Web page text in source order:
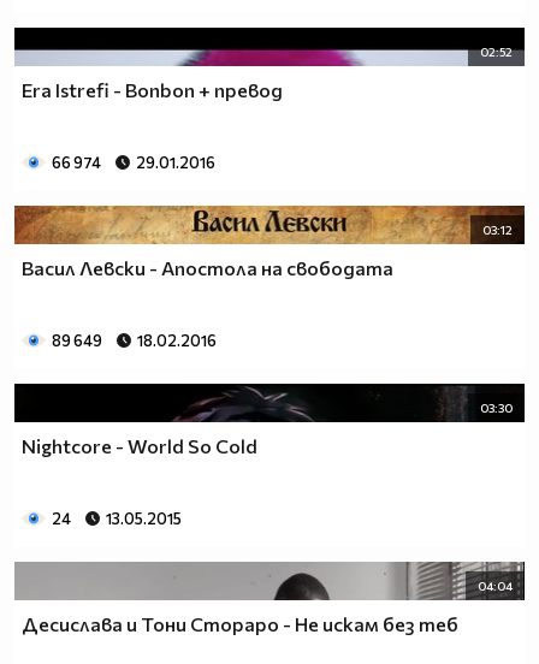
02:52
Era Istrefi - Bonbon + превод
66 974 29.01.2016
03:12
Васил Левски - Апостола на свободата
89 649 18.02.2016
03:30
Nightcore - World So Cold
24 13.05.2015
04:04
Десислава и Тони Стораро - Не искам без теб